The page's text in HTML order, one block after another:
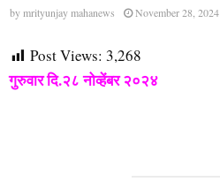
bymrityunjay mahanews November 28, 2024
Post Views: 3,268
गुरुवार दि.२८ नोव्हेंबर २०२४